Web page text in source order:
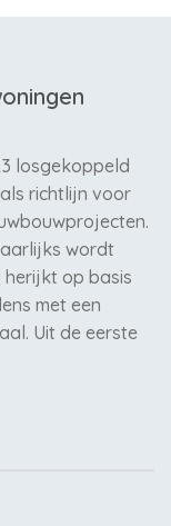
losgekoppeld
richtlijn voor
wordt
op basis
met een
Uit de eerste